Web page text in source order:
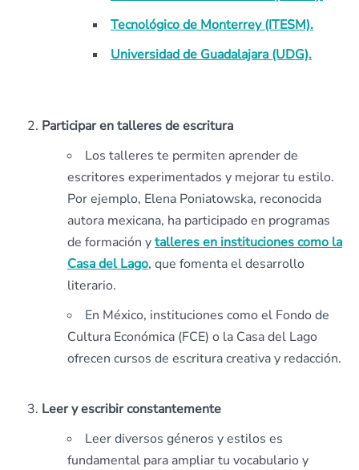
Tecnológico de Monterrey (ITESM).
Universidad de Guadalajara (UDG).
Participar en talleres de escritura
Los talleres te permiten aprender de
escritores experimentados y mejorar tu estilo.
Por ejemplo, Elena Poniatowska, reconocida
autora mexicana, ha participado en programas
de formación ytalleres en instituciones como la
Casa del Lago, que fomenta el desarrollo
literario.
En México, instituciones como el Fondo de
Cultura Económica (FCE) o la Casa del Lago
ofrecen cursos de escritura creativa y redacción.
Leer y escribir constantemente
Leer diversos géneros y estilos es
fundamental para ampliar tu vocabulario y